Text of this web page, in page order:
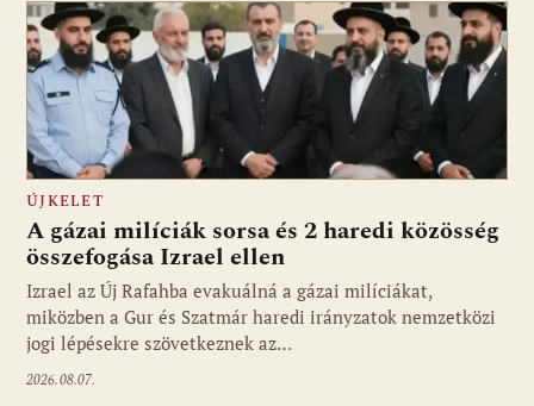
ÚJKELET
A gázai milíciák sorsa és 2 haredi közösség
összefogása Izrael ellen
Izrael az Új Rafahba evakuálná a gázai milíciákat,
miközben a Gur és Szatmár haredi irányzatok nemzetközi
jogi lépésekre szövetkeznek az…
2026.08.07.